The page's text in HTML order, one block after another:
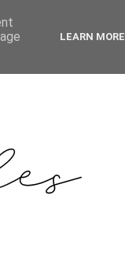
LEARN MORE